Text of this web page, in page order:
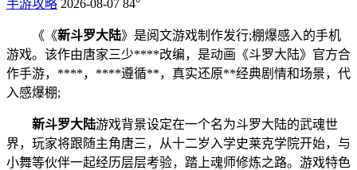
手游攻略 2026-08-07 84°
《 《新斗罗大陆》是阅文游戏制作发行;棚爆感入的手机
游戏。该作由唐家三少****改编，是动画《斗罗大陆》官方合
作手游，****，****遵循**，真实还原**经典剧情和场景，代
入感爆棚;
新斗罗大陆游戏背景设定在一个名为斗罗大陆的武魂世
界，玩家将跟随主角唐三，从十二岁入学史莱克学院开始，与
小舞等伙伴一起经历层层考验，踏上魂师修炼之路。游戏特色